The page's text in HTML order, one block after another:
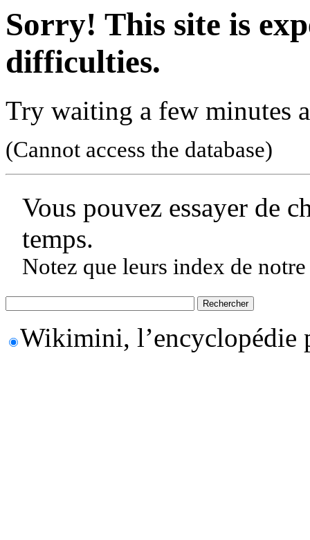
Sorry! This site is
difficulties.
Try waiting a few minutes
(Cannot access the database)
Vous pouvez essayer de
temps.
Notez que leurs index de
Wikimini, l’encyclopédie